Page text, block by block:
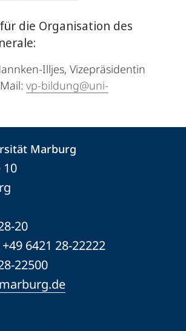
die Organisation des
Illjes, Vizepräsidentin
vp-bildung@uni-
Marburg
10
20
6421 28-22222
22500